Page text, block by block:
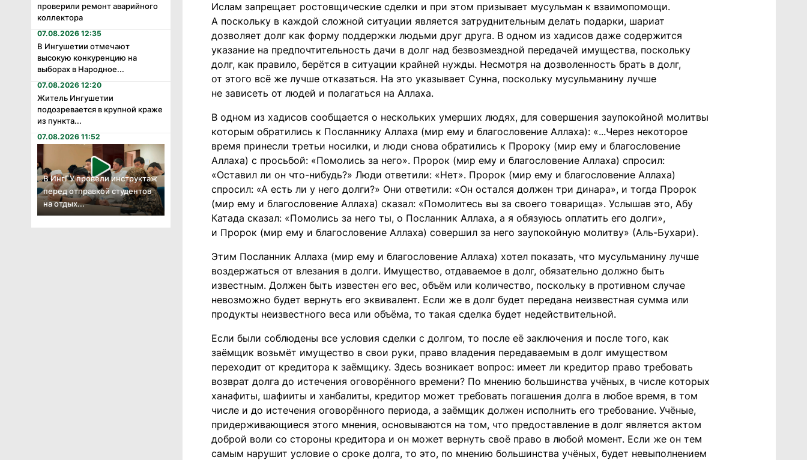
проверили ремонт аварийного
коллектора
07.08.2026 12:35
В Ингушетии отмечают
высокую конкуренцию на
выборах в Народное...
07.08.2026 12:20
Житель Ингушетии
подозревается в крупной краже
из пункта...
07.08.2026 11:52
В ИнгГУ провели инструктаж
перед отправкой студентов
на отдых...
Ислам запрещает ростовщические сделки и при этом призывает мусульман к взаимопомощи.
А поскольку в каждой сложной ситуации является затруднительным делать подарки, шариат
дозволяет долг как форму поддержки людьми друг друга. В одном из хадисов даже содержится
указание на предпочтительность дачи в долг над безвозмездной передачей имущества, поскольку
долг, как правило, берётся в ситуации крайней нужды. Несмотря на дозволенность брать в долг,
от этого всё же лучше отказаться. На это указывает Сунна, поскольку мусульманину лучше
не зависеть от людей и полагаться на Аллаха.
В одном из хадисов сообщается о нескольких умерших людях, для совершения заупокойной молитвы
которым обратились к Посланнику Аллаха (мир ему и благословение Аллаха): «...Через некоторое
время принесли третьи носилки, и люди снова обратились к Пророку (мир ему и благословение
Аллаха) с просьбой: «Помолись за него». Пророк (мир ему и благословение Аллаха) спросил:
«Оставил ли он что-нибудь?» Люди ответили: «Нет». Пророк (мир ему и благословение Аллаха)
спросил: «А есть ли у него долги?» Они ответили: «Он остался должен три динара», и тогда Пророк
(мир ему и благословение Аллаха) сказал: «Помолитесь вы за своего товарища». Услышав это, Абу
Катада сказал: «Помолись за него ты, о Посланник Аллаха, а я обязуюсь оплатить его долги»,
и Пророк (мир ему и благословение Аллаха) совершил за него заупокойную молитву» (Аль-Бухари).
Этим Посланник Аллаха (мир ему и благословение Аллаха) хотел показать, что мусульманину лучше
воздержаться от влезания в долги. Имущество, отдаваемое в долг, обязательно должно быть
известным. Должен быть известен его вес, объём или количество, поскольку в противном случае
невозможно будет вернуть его эквивалент. Если же в долг будет передана неизвестная сумма или
продукты неизвестного веса или объёма, то такая сделка будет недействительной.
Если были соблюдены все условия сделки с долгом, то после её заключения и после того, как
заёмщик возьмёт имущество в свои руки, право владения передаваемым в долг имуществом
переходит от кредитора к заёмщику. Здесь возникает вопрос: имеет ли кредитор право требовать
возврат долга до истечения оговорённого времени? По мнению большинства учёных, в числе которых
ханафиты, шафииты и ханбалиты, кредитор может требовать погашения долга в любое время, в том
числе и до истечения оговорённого периода, а заёмщик должен исполнить его требование. Учёные,
придерживающиеся этого мнения, основываются на том, что предоставление в долг является актом
доброй воли со стороны кредитора и он может вернуть своё право в любой момент. Если же он тем
самым нарушит условие о сроке долга, то это, по мнению большинства учёных, будет невыполнением